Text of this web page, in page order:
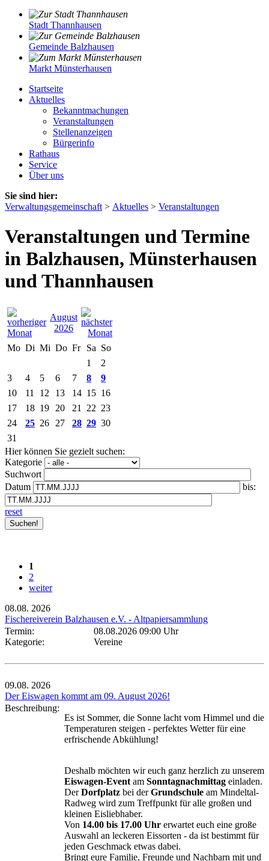
Stadt Thannhausen
Gemeinde Balzhausen
Markt Münsterhausen
Startseite
Aktuelles
Bekanntmachungen
Veranstaltungen
Stellenanzeigen
Bürgerinfo
Rathaus
Service
Über uns
Sie sind hier:
Verwaltungsgemeinschaft > Aktuelles > Veranstaltungen
Veranstaltungen und Termine
in Balzhausen, Münsterhausen
und Thannhausen
August
2026
Mo Di Mi Do Fr Sa So
1
2
3
4 5 6 7 8
9
10
11 12 13 14 15 16
17
18 19 20 21 22 23
24
25 26 27 28 29 30
31
Hier können Sie gezielt suchen:
Kategorie
Suchwort
Datum
bis:
reset
1
2
weiter
08.08. 2026
Fischereiverein Balzhausen e.V. - Altpapiersammlung
Termin:
08.08.2026 09:00 Uhr
Kategorie:
Vereine
09.08. 2026
Der Eiswagen kommt am 09. August 2026!
Beschreibung:
Es ist Sommer, die Sonne lacht vom Himmel und die
Temperaturen steigen - perfektes Wetter für eine
erfrischende Abkühlung!
Deshalb möchten wir euch ganz herzlich zu unserem
Eiswagen-Event am Sonntagnachmittag einladen.
DerDorfplatz bei derGrundschule am Mindeltal-
Radweg wird zum Treffpunkt für alle großen und
kleinen Eisliebhaber.
Von 14.00 bis 17.00 Uhr erwartet euch eine große
Auswahl an leckeren Eissorten - da ist bestimmt für
jeden Geschmack etwas dabei.
Bringt eure Familie, Freunde und Nachbarn mit und